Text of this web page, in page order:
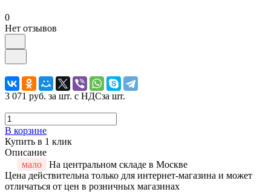
0
Нет отзывов
3 071 руб. за шт. с НДСза шт.
В корзине
Купить в 1 клик
Описание
мало
На центральном складе в Москве
Цена действительна только для интернет-магазина и может
отличаться от цен в розничных магазинах